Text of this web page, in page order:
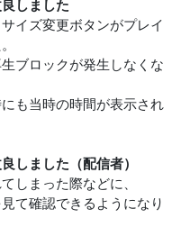
しました
イズ変更ボタンがプレイ
ブロックが発生しなくな
も当時の時間が表示され
しました（配信者）
しまった際などに、
て確認できるようになり